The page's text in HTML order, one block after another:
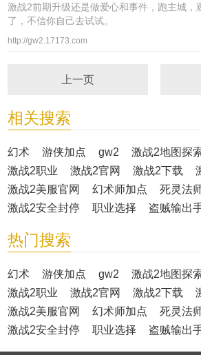
激战2前期升级还是做爱心和事件，跑主城，
了，不信你自己去试试。
http://gw2.17173.com
上一页
相关搜索
幻术 游侠加点 gw2 激战2地图探
激战2职业
激战2官网 激战2下载
激战2美服官网
幻术师加点
死灵法
激战2安全封停
职业选择 盗贼输出
热门搜索
幻术 游侠加点 gw2 激战2地图探
激战2职业
激战2官网 激战2下载
激战2美服官网
幻术师加点
死灵法
激战2安全封停
职业选择 盗贼输出